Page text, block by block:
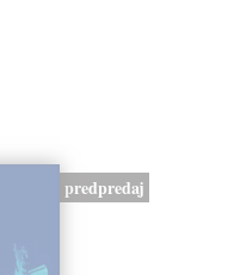
predpredaj